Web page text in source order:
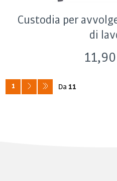
Custodia per
di
1 Da 11